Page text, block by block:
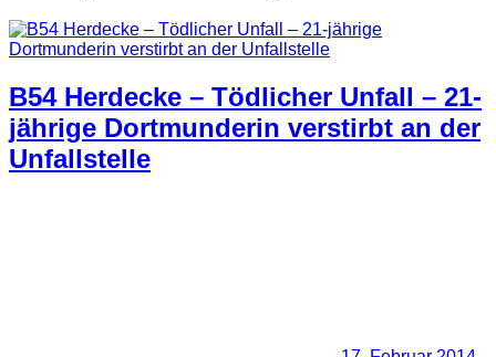
B54 Herdecke – Tödlicher Unfall – 21-
jährige Dortmunderin verstirbt an der
Unfallstelle